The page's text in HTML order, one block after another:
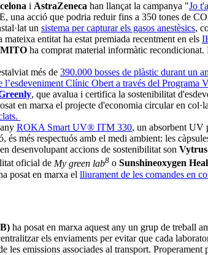
i AstraZeneca han llançat la campanya "Jo
una acció que podria reduir fins a 350 tones de
un sistema per capturar els gasos anestèsics,
entitat ha estat premiada recentment en els
MITO ha comprat material informàtic
més de 390.000 bosses de plàstic durant un
l’esdeveniment Clínic Obert a través del
, que avalua i certifica la sostenibilitat
en marxa el projecte d'economia circular en
ROKA Smart UV® ITM 330, un absorbent UV
és més respectuós amb el medi ambient: les
desenvolupant accions de sostenibilitat son
oficial de My green lab8 o Sunshineoxygen
posat en marxa el lliurament de les comandes en
ha posat en marxa aquest any un grup de treball
els enviaments per evitar que cada
les emissions associades al transport.